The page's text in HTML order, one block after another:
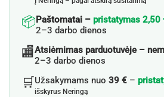
📦Paštomatai – pristatymas 2,50
2–3 darbo dienos
🏬Atsiėmimas parduotuvėje –
2–3 darbo dienos
🛒Užsakymams nuo 39 € –
išskyrus Neringą